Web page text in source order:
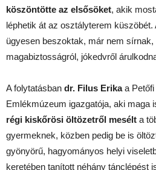
köszöntötte az elsősöket, akik
léphetik át az osztályterem küszöbét.
ügyesen beszoktak, már nem
magabiztosságról, jókedvről
A folytatásban dr. Filus Erikaa Petőfi
Emlékmúzeum igazgatója, aki maga
régi kiskőrösi öltözetről mesélt a
gyermeknek, közben pedig be is
gyönyörű, hagyományos helyi
keretében tanított néhány tánclépést